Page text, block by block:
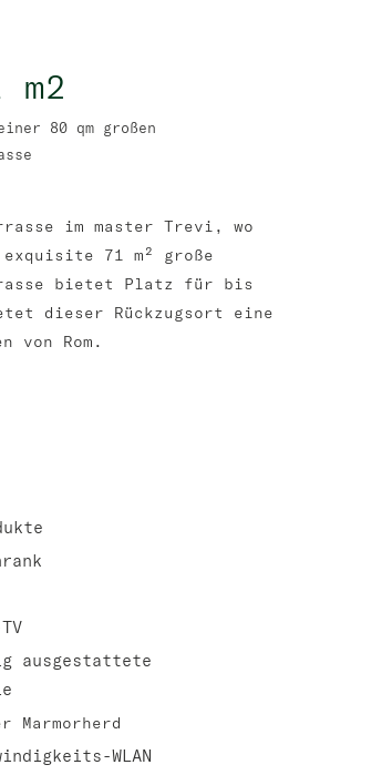
m2
80 qm großen
im master Trevi, wo
71 m² große
bietet Platz für bis
dieser Rückzugsort eine
von Rom.
ausgestattete
Marmorherd
WLAN